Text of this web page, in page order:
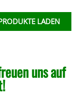
LADEN
uns auf